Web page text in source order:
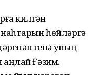
килгән
һөйләргә
генә уның
Ғәзим.